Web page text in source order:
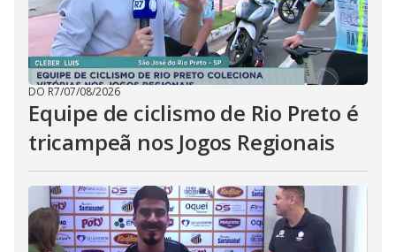
DO R7/07/08/2026
Equipe de ciclismo de Rio Preto é
tricampeã nos Jogos Regionais